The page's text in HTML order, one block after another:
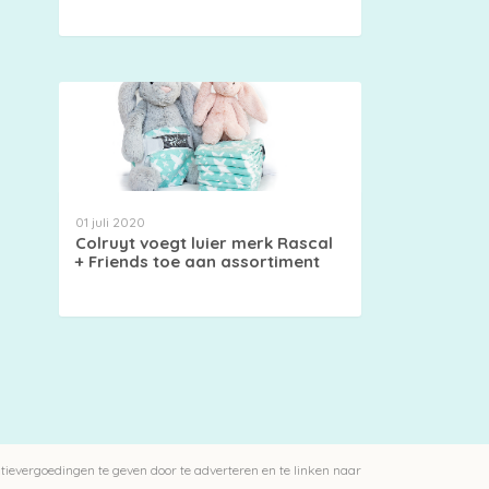
01 juli 2020
Colruyt voegt luier merk Rascal
+ Friends toe aan assortiment
te geven door te adverteren en te linken naar